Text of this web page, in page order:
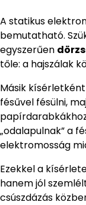
A statikus
bemutatható.
egyszerűen
tőle: a hajszálak
Másik
fésűvel fésülni,
„odalapulnak” a
elektromosság
Ezekkel a
hanem jól
csúszdázás